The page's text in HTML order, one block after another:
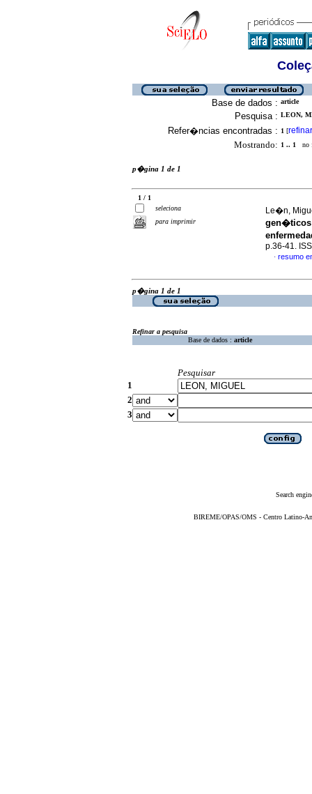
Base de dados : article
Pesquisa : LEON,
Refer�ncias encontradas : 1 [refinar
Mostrando: 1 .. 1 no
p�gina 1 de 1
1 / 1
seleciona
para imprimir
Le�n,
gen�ticos
p.36-41.
· resumo
p�gina 1 de 1
Refinar a pesquisa
Base de dados : article
Pesquisar
1
2
3
Search
BIREME/OPAS/OMS - Centro Latino-